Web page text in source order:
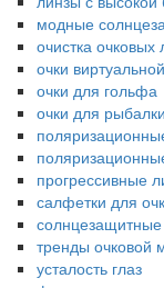
модные
очистка очковых
очки
очки для гольфа
очки для рыбалки
прогрессивные
салфетки для
тренды очковой
усталость глаз